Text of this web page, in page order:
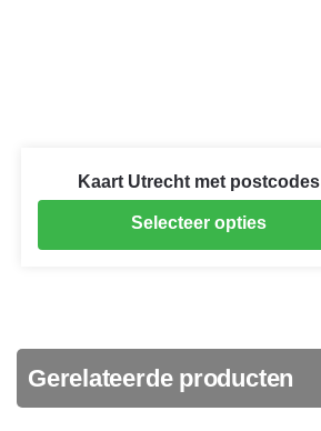
Kaart Utrecht met postcodes
Selecteer opties
Gerelateerde producten